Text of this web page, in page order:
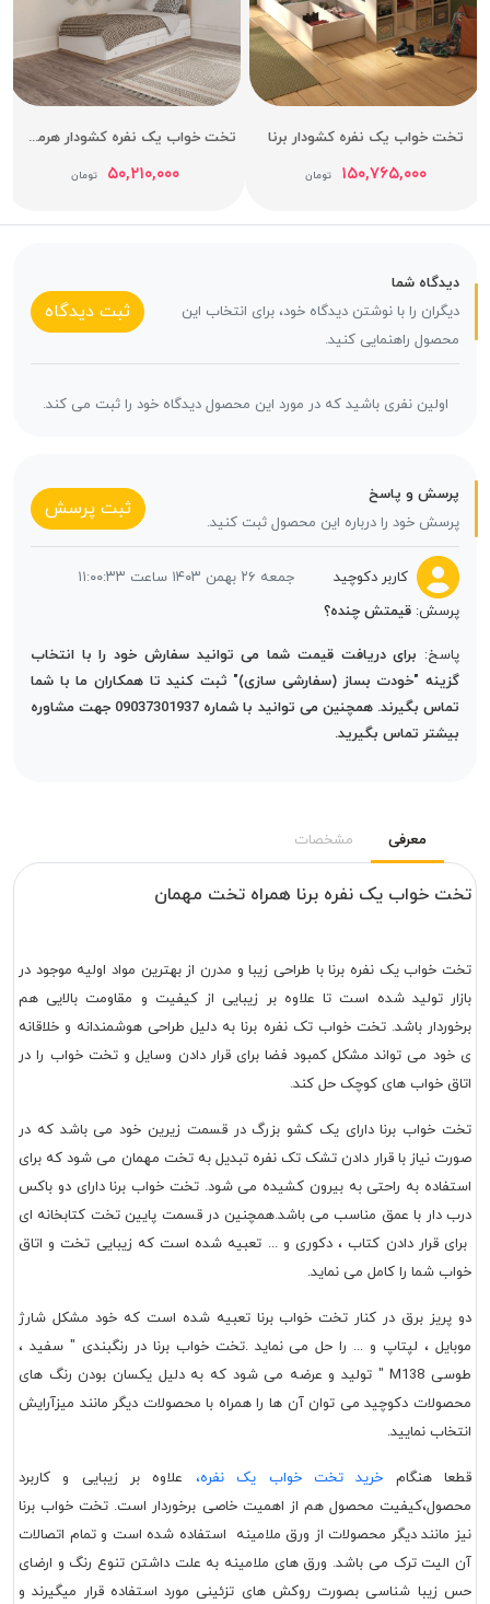
تخت خواب یک نفره کشودار برنا
۱۵۰,۷۶۵,۰۰۰ تومان
تخت خواب یک نفره کشودار هرمس عرض 90
۵۰,۲۱۰,۰۰۰ تومان
دیدگاه شما
دیگران را با نوشتن دیدگاه خود، برای انتخاب این
محصول راهنمایی کنید.
ثبت دیدگاه
اولین نفری باشید که در مورد این محصول دیدگاه خود را ثبت می کند.
پرسش و پاسخ
پرسش خود را درباره این محصول ثبت کنید.
ثبت پرسش
کاربر دکوچید
جمعه ۲۶ بهمن ۱۴۰۳ ساعت ۱۱:۰۰:۳۳
پرسش:قیمتش چنده؟
پاسخ:برای دریافت قیمت شما می توانید سفارش خود را با انتخاب
گزینه "خودت بساز (سفارشی سازی)" ثبت کنید تا همکاران ما با شما
تماس بگیرند. همچنین می توانید با شماره 09037301937 جهت مشاوره
بیشتر تماس بگیرید.
معرفی مشخصات
تخت خواب یک نفره برنا همراه تخت مهمان
تخت خواب یک نفره برنا با طراحی زیبا و مدرن از بهترین مواد اولیه موجود در
بازار تولید شده است تا علاوه بر زیبایی از کیفیت و مقاومت بالایی هم
برخوردار باشد. تخت خواب تک نفره برنا به دلیل طراحی هوشمندانه و خلاقانه
ی خود می تواند مشکل کمبود فضا برای قرار دادن وسایل و تخت خواب را در
اتاق خواب های کوچک حل کند.
تخت خواب برنا دارای یک کشو بزرگ در قسمت زیرین خود می باشد که در
صورت نیاز با قرار دادن تشک تک نفره تبدیل به تخت مهمان می شود که برای
استفاده به راحتی به بیرون کشیده می شود. تخت خواب برنا دارای دو باکس
درب دار با عمق مناسب می باشد.همچنین در قسمت پایین تخت کتابخانه ای
برای قرار دادن کتاب ، دکوری و ... تعبیه شده است که زیبایی تخت و اتاق
خواب شما را کامل می نماید.
دو پریز برق در کنار تخت خواب برنا تعبیه شده است که خود مشکل شارژ
موبایل ، لپتاپ و ... را حل می نماید .تخت خواب برنا در رنگبندی " سفید ،
طوسی M138 " تولید و عرضه می شود که به دلیل یکسان بودن رنگ های
محصولات دکوچید می توان آن ها را همراه با محصولات دیگر مانند میزآرایش
انتخاب نمایید.
قطعا هنگامخرید تخت خواب یک نفره،علاوه بر زیبایی و کاربرد
محصول،کیفیت محصول هم از اهمیت خاصی برخوردار است. تخت خواب برنا
نیز مانند دیگر محصولات از ورق ملامینه استفاده شده است و تمام اتصالات
آن الیت ترک می باشد. ورق های ملامینه به علت داشتن تنوع رنگ و ارضای
حس زیبا شناسی بصورت روکش های تزئینی مورد استفاده قرار میگیرند و